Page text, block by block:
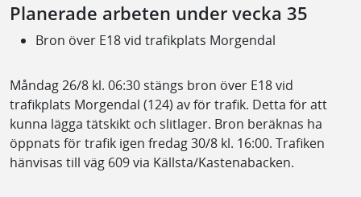
Planerade arbeten under vecka 35
Bron över E18 vid trafikplats Morgendal
Måndag 26/8 kl. 06:30 stängs bron över E18 vid
trafikplats Morgendal (124) av för trafik. Detta för att
kunna lägga tätskikt och slitlager. Bron beräknas ha
öppnats för trafik igen fredag 30/8 kl. 16:00. Trafiken
hänvisas till väg 609 via Källsta/Kastenabacken.